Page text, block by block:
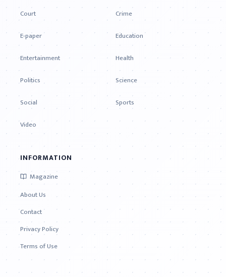
Court
Crime
E-paper
Education
Entertainment
Health
Politics
Science
Social
Sports
Video
INFORMATION
Magazine
About Us
Contact
Privacy Policy
Terms of Use